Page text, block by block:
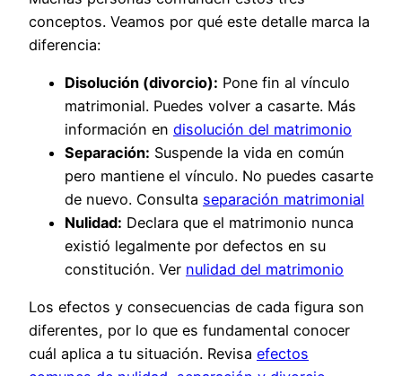
conceptos. Veamos por qué este detalle marca la
diferencia:
Disolución (divorcio): Pone fin al vínculo
matrimonial. Puedes volver a casarte. Más
información en disolución del matrimonio
Separación: Suspende la vida en común
pero mantiene el vínculo. No puedes casarte
de nuevo. Consulta separación matrimonial
Nulidad: Declara que el matrimonio nunca
existió legalmente por defectos en su
constitución. Ver nulidad del matrimonio
Los efectos y consecuencias de cada figura son
diferentes, por lo que es fundamental conocer
cuál aplica a tu situación. Revisa efectos